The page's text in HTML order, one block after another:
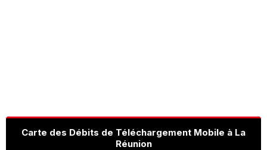
Carte des Débits de Téléchargement Mobile à La
Réunion